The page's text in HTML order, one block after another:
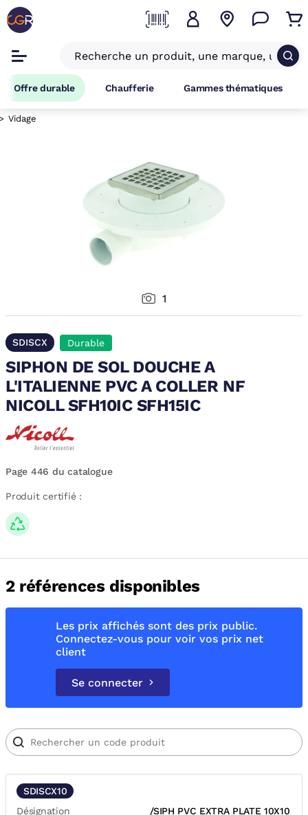
Offre durable Chaufferie Gammes thématiques
Vidage
1
SDISCX Durable
SIPHON DE SOL DOUCHE A
L'ITALIENNE PVC A COLLER NF
NICOLL SFH10IC SFH15IC
Page 446 du catalogue
Produit certifié :
2 références disponibles
Les prix affichés sont des prix public.
Connectez-vous pour voir vos prix net
client
Se connecter
SDISCX10
Désignation
/SIPH PVC EXTRA PLATE 10X10